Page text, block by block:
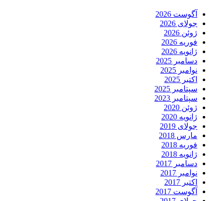
آگوست 2026
جولای 2026
ژوئن 2026
فوریه 2026
ژانویه 2026
دسامبر 2025
نوامبر 2025
اکتبر 2025
سپتامبر 2025
سپتامبر 2023
ژوئن 2020
ژانویه 2020
جولای 2019
مارس 2018
فوریه 2018
ژانویه 2018
دسامبر 2017
نوامبر 2017
اکتبر 2017
آگوست 2017